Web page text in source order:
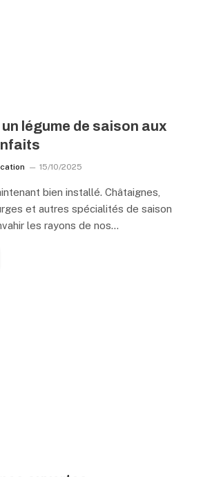
légume de saison aux
15/10/2025
bien installé. Châtaignes,
et autres spécialités de saison
les rayons de nos…